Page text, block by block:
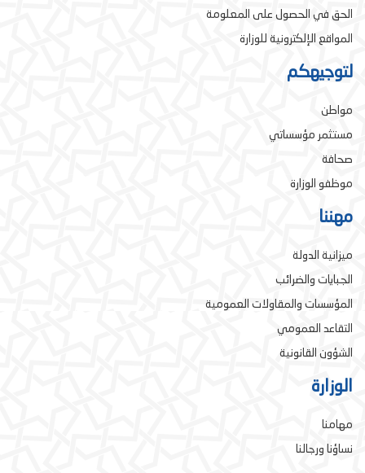
الحق في الحصول على المعلومة
المواقع الإلكترونية للوزارة
لتوجيهكم
مواطن
مستثمر مؤسساتي
صحافة
موظفو الوزارة
مهننا
ميزانية الدولة
الجبايات والضرائب
المؤسسات والمقاولات العمومية
التقاعد العمومي
الشؤون القانونية
الوزارة
مهامنا
نساؤنا ورجالنا